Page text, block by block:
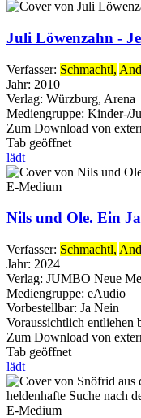
Juli Löwenzahn -
Verfasser: Schmachtl,
Jahr: 2010
Verlag: Würzburg, Arena
Mediengruppe: Kinder-/
Zum Download von
Tab geöffnet
lädt
E-Medium
Nils und Ole. Ein
Verfasser: Schmachtl,
Jahr: 2024
Verlag: JUMBO Neue
Mediengruppe: eAudio
Vorbestellbar: Ja Nein
Voraussichtlich entliehen
Zum Download von
Tab geöffnet
lädt
E-Medium